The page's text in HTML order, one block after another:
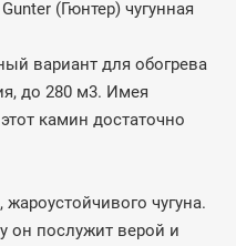
(Гюнтер) чугунная
вариант для обогрева
до 280 м3. Имея
камин достаточно
чугуна.
он послужит верой и